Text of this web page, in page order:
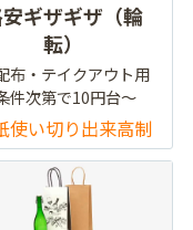
ギザギザ（輪
転）
布・テイクアウト用
件次第で10円台～
使い切り出来高制